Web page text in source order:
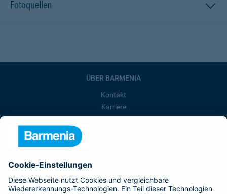
Fotoquellen
ÜBER BARMENIA
Kontakt
Karriere
Barmenia ist Teil der BarmeniaGothaer
BELIEBTE SEITEN